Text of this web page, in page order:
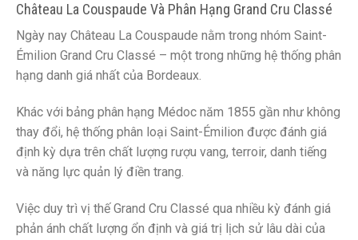
Château La Couspaude Và Phân Hạng Grand Cru Classé
Ngày nay Château La Couspaude nằm trong nhóm Saint-
Émilion Grand Cru Classé – một trong những hệ thống phân
hạng danh giá nhất của Bordeaux.
Khác với bảng phân hạng Médoc năm 1855 gần như không
thay đổi, hệ thống phân loại Saint-Émilion được đánh giá
định kỳ dựa trên chất lượng rượu vang, terroir, danh tiếng
và năng lực quản lý điền trang.
Việc duy trì vị thế Grand Cru Classé qua nhiều kỳ đánh giá
phản ánh chất lượng ổn định và giá trị lịch sử lâu dài của